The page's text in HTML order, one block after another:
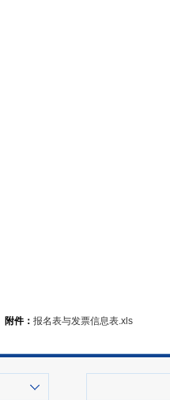
附件： 报名表与发票信息表.xls